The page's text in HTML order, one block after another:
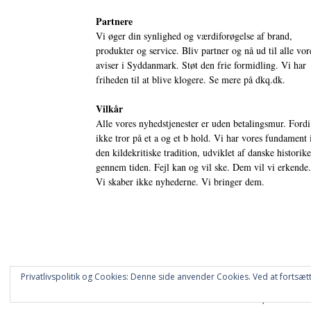
Partnere
Vi øger din synlighed og værdiforøgelse af brand,
produkter og service. Bliv partner og nå ud til alle
aviser i Syddanmark. Støt den frie formidling. Vi har
friheden til at blive klogere. Se mere på dkq.dk.
Vilkår
Alle vores nyhedstjenester er uden betalingsmur.
ikke tror på et a og et b hold. Vi har vores fundament
den kildekritiske tradition, udviklet af danske
gennem tiden. Fejl kan og vil ske. Dem vil vi erkende.
Vi skaber ikke nyhederne. Vi bringer dem.
© DANSKE DIGITALE MEDIER A/S - NYHEDER, ANALYSER
Privatlivspolitik og Cookies: Denne side anvender Cookies. Ved at